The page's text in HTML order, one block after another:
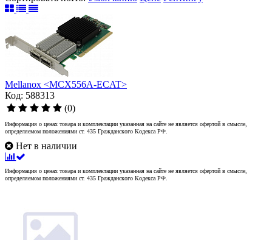
Mellanox <MCX556A-ECAT>
Код: 588313
(0)
Информация о ценах товара и комплектации указанная на сайте не является офертой в смысле,
определяемом положениями ст. 435 Гражданского Кодекса РФ.
Нет в наличии
Информация о ценах товара и комплектации указанная на сайте не является офертой в смысле,
определяемом положениями ст. 435 Гражданского Кодекса РФ.